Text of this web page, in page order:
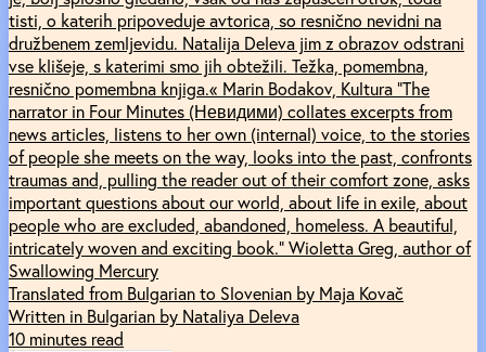
tisti, o katerih pripoveduje avtorica, so resnično nevidni na
družbenem zemljevidu. Natalija Deleva jim z obrazov odstrani
vse klišeje, s katerimi smo jih obtežili. Težka, pomembna,
resnično pomembna knjiga.« Marin Bodakov, Kultura “The
narrator in Four Minutes (Невидими) collates excerpts from
news articles, listens to her own (internal) voice, to the stories
of people she meets on the way, looks into the past, confronts
traumas and, pulling the reader out of their comfort zone, asks
important questions about our world, about life in exile, about
people who are excluded, abandoned, homeless. A beautiful,
intricately woven and exciting book.” Wioletta Greg, author of
Swallowing Mercury
Translated from Bulgarian to Slovenian by Maja Kovač
Written in Bulgarian by Nataliya Deleva
10 minutes read